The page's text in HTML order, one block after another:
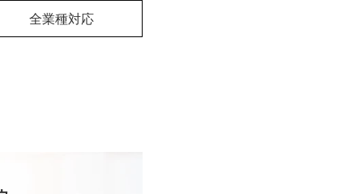
全業種対応